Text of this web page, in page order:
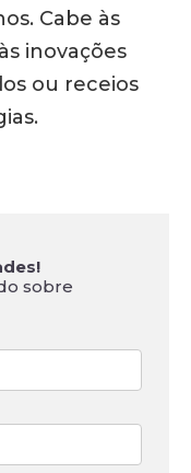
Cabe às
inovações
ou receios
sobre